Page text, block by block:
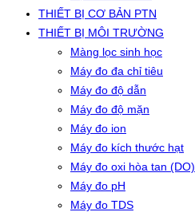
THIẾT BỊ CƠ BẢN PTN
THIẾT BỊ MÔI TRƯỜNG
Màng lọc sinh học
Máy đo đa chỉ tiêu
Máy đo độ dẫn
Máy đo độ mặn
Máy đo ion
Máy đo kích thước hạt
Máy đo oxi hòa tan (DO)
Máy đo pH
Máy đo TDS